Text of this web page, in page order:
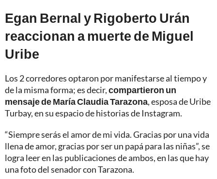
Egan Bernal y Rigoberto Urán
reaccionan a muerte de Miguel
Uribe
Los 2 corredores optaron por manifestarse al tiempo y
de la misma forma; es decir,compartieron un
mensaje de María Claudia Tarazona, esposa de Uribe
Turbay, en su espacio de historias de Instagram.
“Siempre serás el amor de mi vida. Gracias por una vida
llena de amor, gracias por ser un papá para las niñas”, se
logra leer en las publicaciones de ambos, en las que hay
una foto del senador con Tarazona.